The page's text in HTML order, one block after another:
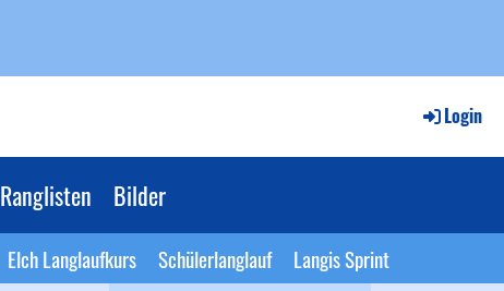
Login
Ranglisten Bilder
Elch Langlaufkurs Schülerlanglauf Langis Sprint